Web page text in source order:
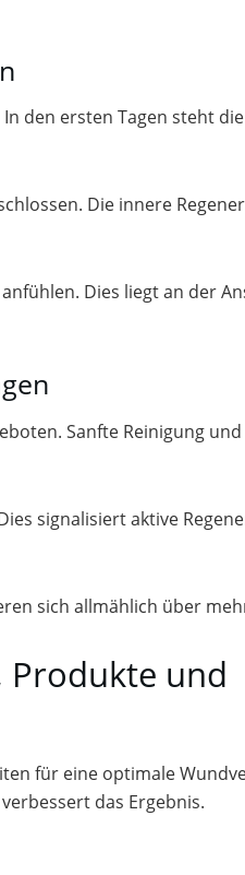
den ersten Tagen steht
Die innere
Dies liegt an der
Sanfte Reinigung
signalisiert aktive
sich allmählich über
Produkte und
für eine optimale
das Ergebnis.